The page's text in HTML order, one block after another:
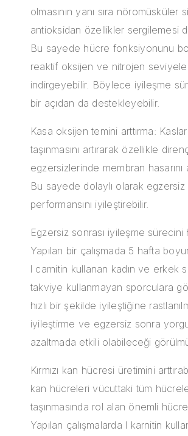
olmasının yanı sıra nöromüsküler
antioksidan özellikler sergilemesi
Bu sayede hücre fonksiyonunu
reaktif oksijen ve nitrojen
indirgeyebilir. Böylece iyileşme
bir açıdan da destekleyebilir.
Kasa oksijen temini arttırma:
taşınmasını artırarak özellikle
egzersizlerinde membran hasarını
Bu sayede dolaylı olarak egzersiz
performansını iyileştirebilir.
Egzersiz sonrası iyileşme sürecini
Yapılan bir çalışmada 5 hafta
l carnitin kullanan kadın ve erkek
takviye kullanmayan sporculara
hızlı bir şekilde iyileştiğine
iyileştirme ve egzersiz sonra
azaltmada etkili olabileceği
Kırmızı kan hücresi üretimini
kan hücreleri vücuttaki tüm
taşınmasında rol alan önemli
Yapılan çalışmalarda l karnitin